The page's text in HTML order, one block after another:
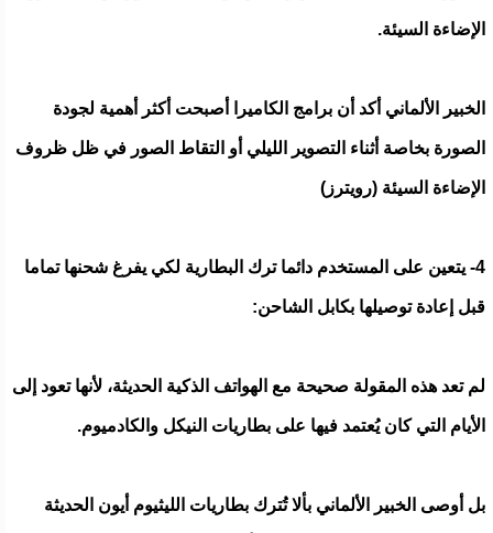
الإضاءة السيئة.
الخبير الألماني أكد أن برامج الكاميرا أصبحت أكثر أهمية لجودة
الصورة بخاصة أثناء التصوير الليلي أو التقاط الصور في ظل ظروف
الإضاءة السيئة (رويترز)
4- يتعين على المستخدم دائما ترك البطارية لكي يفرغ شحنها تماما
قبل إعادة توصيلها بكابل الشاحن:
لم تعد هذه المقولة صحيحة مع الهواتف الذكية الحديثة، لأنها تعود إلى
الأيام التي كان يُعتمد فيها على بطاريات النيكل والكادميوم.
بل أوصى الخبير الألماني بألا تُترك بطاريات الليثيوم أيون الحديثة